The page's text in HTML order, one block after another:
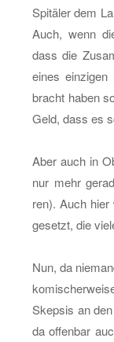
Spi­tä­ler dem
Auch, wenn
dass die
eines
bracht haben
Geld, dass es
Aber auch in
nur mehr
ren). Auch
ge­setzt, die
Nun, da
Skep­sis an
da of­fen­bar